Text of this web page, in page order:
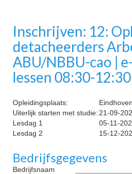
Inschrijven: 12:
detacheerders
ABU/NBBU-cao |
lessen 08:30-12:30
Opleidingsplaats:
Eindhoven
Uiterlijk starten met studie: 21-09-
Lesdag 1
05-11-
Lesdag 2
15-12-
Bedrijfsgegevens
Bedrijfsnaam